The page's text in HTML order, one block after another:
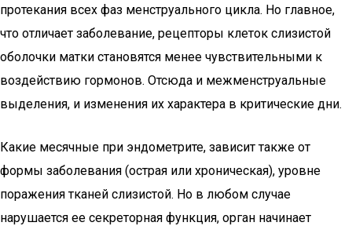
протекания всех фаз менструального цикла. Но главное,
что отличает заболевание, рецепторы клеток слизистой
оболочки матки становятся менее чувствительными к
воздействию гормонов. Отсюда и межменструальные
выделения, и изменения их характера в критические дни.
Какие месячные при эндометрите, зависит также от
формы заболевания (острая или хроническая), уровне
поражения тканей слизистой. Но в любом случае
нарушается ее секреторная функция, орган начинает